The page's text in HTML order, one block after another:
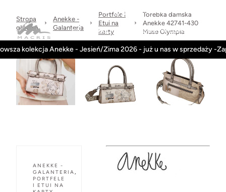
zwrot
w 24h
Kategorie Obuwie-Wiosna26
kolekcja Anekke - Jesień/Zima 2026 - już u nas w sprzedaży -
Strona
główna
Anekke -
Galanteria
Portfele i
Etui na
karty
Torebka damska
Anekke 42741-430
Muse Olympia
ANEKKE -
GALANTERIA,
PORTFELE
I ETUI NA